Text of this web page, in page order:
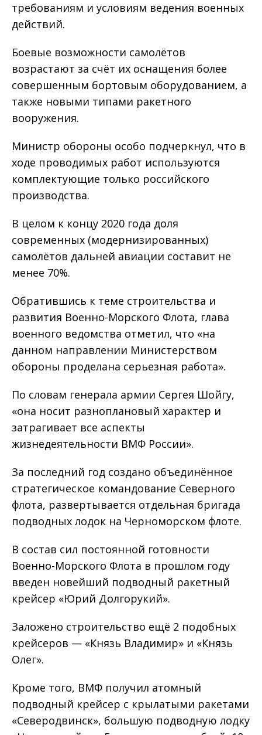
требованиям и условиям ведения военных
действий.
Боевые возможности самолётов
возрастают за счёт их оснащения более
совершенным бортовым обору­дованием, а
также новыми типами ракетного
вооружения.
Министр обороны особо подчеркнул, что в
ходе проводимых работ используются
комплектующие только российского
производства.
В целом к концу 2020 года доля
современных (модернизи­рованных)
самолётов дальней авиации составит не
менее 70%.
Обратившись к теме строительства и
развития Военно-Морского Флота, глава
военного ведомства отметил, что «на
данном направлении Министерством
обороны проделана серьезная работа».
По словам генерала армии Сергея Шойгу,
«она носит разноплановый характер и
затрагивает все аспекты
жизнедеятельности ВМФ России».
За последний год создано объеди­нённое
стратегическое командование Северного
флота, развертывается отдельная бригада
подводных лодок на Черноморском флоте.
В состав сил постоянной готовности
Военно-Морского Флота в прошлом году
введен новейший подводный ракетный
крейсер «Юрий Долгорукий».
Заложено строительство ещё 2 подобных
крейсеров — «Князь Владимир» и «Князь
Олег».
Кроме того, ВМФ получил атомный
подводный крейсер с крылатыми ракетами
«Северодвинск», большую подводную лодку